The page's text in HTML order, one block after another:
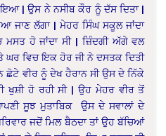
| ਉਸ ਨੇ ਨਸੀਬ ਕੌਰ ਨੂੰ ਦੱਸ ਦਿਤਾ |
ਜਾਣ ਲੱਗਾ | ਮੇਹਰ ਸਿੰਘ ਸਕੂਲ ਜਾਂਦਾ
ਹੋ ਜਾਂਦਾ ਸੀ | ਜ਼ਿੰਦਗੀ ਅੱਗੇ ਵਲ
ਘਰ ਵਿਚ ਇਕ ਹੋਰ ਜੀ ਨੇ ਦਸਤਕ ਦਿਤੀ
ਛੋਟੇ ਵੀਰ ਨੂੰ ਦੇਖ ਹੈਰਾਨ ਸੀ ਉਸ ਦੇ ਨਿੱਕੇ
ਖੁਸ਼ੀ ਹੋ ਰਹੀ ਸੀ | ਉਹ ਮੇਹਰ ਵੀਰ ਤੋਂ
ਸੂਝ ਮੁਤਾਬਿਕ ਉਸ ਦੇ ਸਵਾਲਾਂ ਦੇ
ਜਦੋਂ ਮਿਲ ਬੈਠਦਾ ਤਾਂ ਉਹ ਬੱਚਿਆਂ